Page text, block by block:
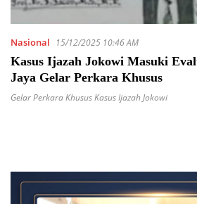
Nasional 15/12/2025 10:46 AM
Kasus Ijazah Jokowi Masuki
Jaya Gelar Perkara Khusus
Gelar Perkara Khusus Kasus Ijazah Jokowi